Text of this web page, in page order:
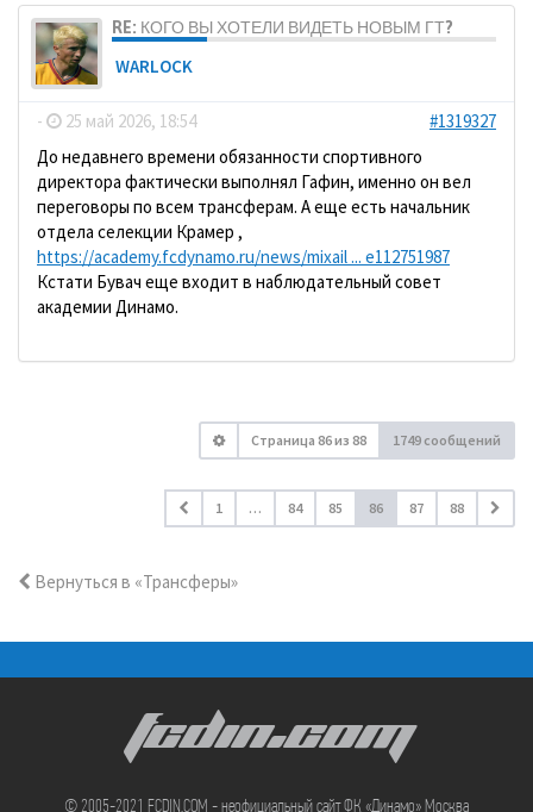
RE: КОГО ВЫ ХОТЕЛИ ВИДЕТЬ НОВЫМ ГТ?
WARLOCK
- 25 май 2026, 18:54
#1319327
До недавнего времени обязанности спортивного
директора фактически выполнял Гафин, именно он вел
переговоры по всем трансферам. А еще есть начальник
отдела селекции Крамер ,
https://academy.fcdynamo.ru/news/mixail ... e112751987
Кстати Бувач еще входит в наблюдательный совет
академии Динамо.
Страница 86из 88 1749 сообщений
1 … 84 85 86 87 88
Вернуться в «Трансферы»
FCDIN.COM
© 2005-2021 FCDIN.COM - неофициальный сайт ФК «Динамо» Москва